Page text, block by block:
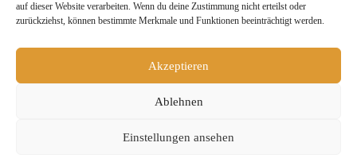
auf dieser Website verarbeiten. Wenn du deine Zustimmung nicht erteilst oder
zurückziehst, können bestimmte Merkmale und Funktionen beeinträchtigt werden.
Akzeptieren
Ablehnen
Einstellungen ansehen
Wenn Du magst, schicke ich Dir ungefähr monatlich Infos zu
aktuellen Kursen und Workshops bei Yogimotion. Du kannst
Datenschutzerklärung